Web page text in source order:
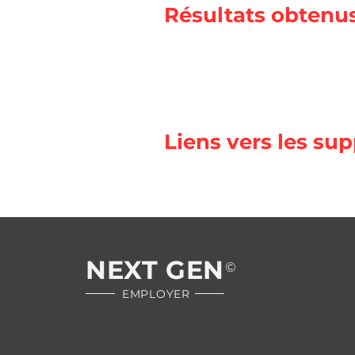
Résultats
Liens vers les
NEXT GEN ©
EMPLOYER